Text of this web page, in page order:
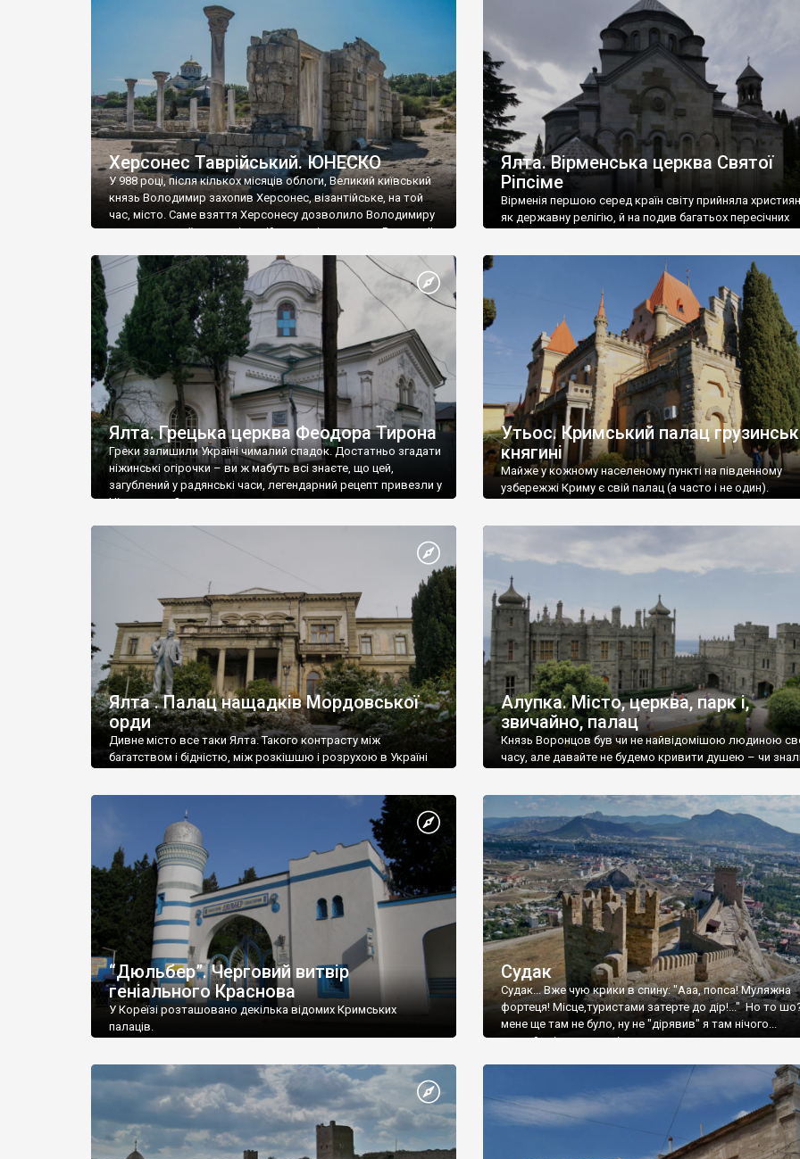
візантійської доби. Раритети викрадені з фондів об’єкту
культурної спадщини ЮНЕСКО «Херсонеса Таврійського».
Офіційно – на виставку «Золото Візантії», але експерти та
влада в Україні вважають це лише […]
називаються «повстяками» (postaki)…” “Вино. Крим
виробляє відмінне вино і його вдосталь: воно все
легке біле і дуже […]
Херсонес Таврійський. ЮНЕСКО
У 988 році, після кількох місяців облоги, Великий київський
князь Володимир захопив Херсонес, візантійське, на той
час, місто. Саме взяття Херсонесу дозволило Володимиру
диктувати свої умови візантійському імператору Василю ІІ,
Херсонесі Володимир-язичник, став Василем-
християнином. А потім було Хрещення Русі. На честь
Херсонесу Таврійського названо місто […]
Ялта. Вірменська церква Святої
Ріпсіме
Вірменія першою серед країн світу прийняла
як державну релігію, й на подив багатьох пересічних
Ялта. Грецька церква Феодора Тирона
Греки залишили Україні чималий спадок. Достатньо згадати
ніжинські огірочки – ви ж мабуть всі знаєте, що цей,
загублений у радянські часи, легендарний рецепт привезли у
Ніжин греки?
Утьос. Кримський палац
княгині
Майже у кожному населеному пункті на південному
узбережжі Криму є свій палац (а часто і не один).
Ялта . Палац нащадків Мордовської
орди
Дивне місто все таки Ялта. Такого контрасту між
багатством і бідністю, між розкішшю і розрухою в Україні
Алупка. Місто, церква, парк і,
звичайно, палац
Князь Воронцов був чи не найвідомішою людиною
часу, але давайте не будемо кривити душею – чи
“Дюльбер”. Черговий витвір
геніального Краснова
У Кореїзі розташовано декілька відомих Кримських
палаців.
Судак
Судак... Вже чую крики в спину: "Ааа, попса! Муляжна
фортеця! Місце,туристами затерте до дір!..." Но то
мене ще там не було, ну не "дірявив" я там нічого...
принаймні до цього літа.